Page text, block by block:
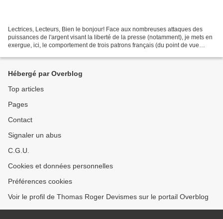
Lectrices, Lecteurs, Bien le bonjour! Face aux nombreuses attaques des
puissances de l'argent visant la liberté de la presse (notamment), je mets en
exergue, ici, le comportement de trois patrons français (du point de vue
Hébergé par Overblog
Top articles
Pages
Contact
Signaler un abus
C.G.U.
Cookies et données personnelles
Préférences cookies
Voir le profil de Thomas Roger Devismes sur le portail Overblog